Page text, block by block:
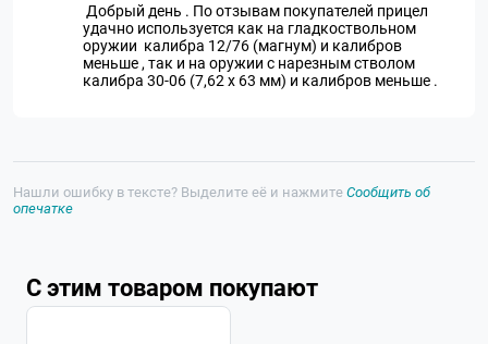
Добрый день . По отзывам покупателей прицел
удачно используется как на гладкоствольном
оружии калибра 12/76 (магнум) и калибров
меньше , так и на оружии с нарезным стволом
калибра 30-06 (7,62 х 63 мм) и калибров меньше .
Нашли ошибку в тексте? Выделите её и нажмите Сообщить об
опечатке
С этим товаром покупают